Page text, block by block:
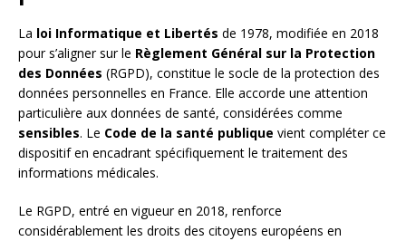
La loi Informatique et Libertés de 1978, modifiée en 2018
pour s’aligner sur le Règlement Général sur la Protection
des Données (RGPD), constitue le socle de la protection des
données personnelles en France. Elle accorde une attention
particulière aux données de santé, considérées comme
sensibles. Le Code de la santé publique vient compléter ce
dispositif en encadrant spécifiquement le traitement des
informations médicales.
Le RGPD, entré en vigueur en 2018, renforce
considérablement les droits des citoyens européens en